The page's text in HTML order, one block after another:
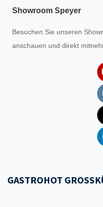
Showroom Speyer
Besuchen Sie unseren
anschauen und direkt
GASTROHOT